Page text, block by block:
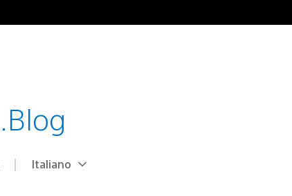
.Blog
Seleziona
Regione
Italiano